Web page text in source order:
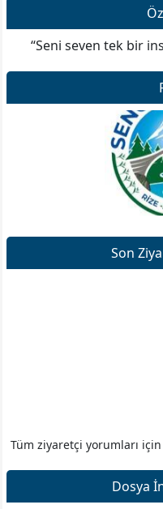
“Seni seven tek bir
Son
Tüm ziyaretçi yorumları için
Dosya